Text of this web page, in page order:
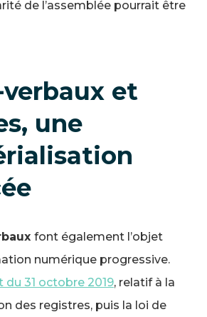
de l’assemblée pourrait être
verbaux et
une
font également l’objet
numérique progressive.
du 31 octobre 2019, relatif à la
des registres, puis la loi de